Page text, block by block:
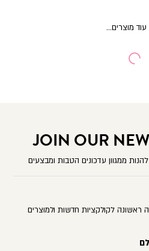
JOIN OUR
ממגוון עדכונים הטבות ומבצעים
ראשונה לקולקציות חדשות ולמוצרים